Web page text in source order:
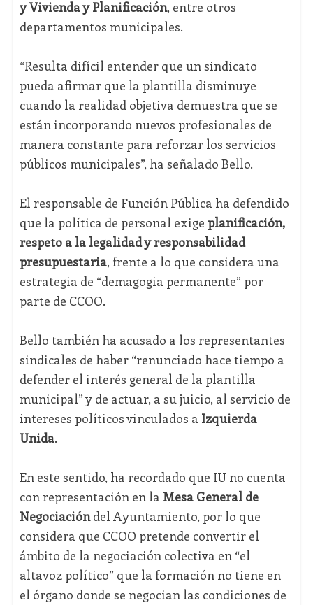
y Vivienda y Planificación, entre otros
departamentos municipales.
“Resulta difícil entender que un sindicato
pueda afirmar que la plantilla disminuye
cuando la realidad objetiva demuestra que se
están incorporando nuevos profesionales de
manera constante para reforzar los servicios
públicos municipales”, ha señalado Bello.
El responsable de Función Pública ha defendido
que la política de personal exige planificación,
respeto a la legalidad y responsabilidad
presupuestaria, frente a lo que considera una
estrategia de “demagogia permanente” por
parte de CCOO.
Bello también ha acusado a los representantes
sindicales de haber “renunciado hace tiempo a
defender el interés general de la plantilla
municipal” y de actuar, a su juicio, al servicio de
intereses políticos vinculados a Izquierda
Unida.
En este sentido, ha recordado que IU no cuenta
con representación en la Mesa General de
Negociacióndel Ayuntamiento, por lo que
considera que CCOO pretende convertir el
ámbito de la negociación colectiva en “el
altavoz político” que la formación no tiene en
el órgano donde se negocian las condiciones de